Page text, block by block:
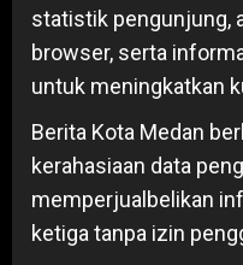
statistik pengunjung,
browser, serta
untuk meningkatkan
Berita Kota Medan
kerahasiaan data
memperjualbelikan
ketiga tanpa izin